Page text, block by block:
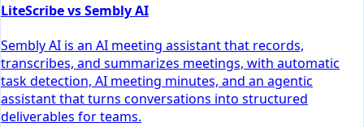
LiteScribe vs Sembly AI
Sembly AI is an AI meeting assistant that records,
transcribes, and summarizes meetings, with automatic
task detection, AI meeting minutes, and an agentic
assistant that turns conversations into structured
deliverables for teams.